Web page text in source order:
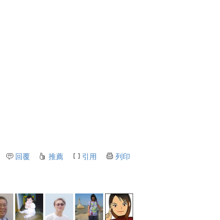
回覆 推薦 引用 列印